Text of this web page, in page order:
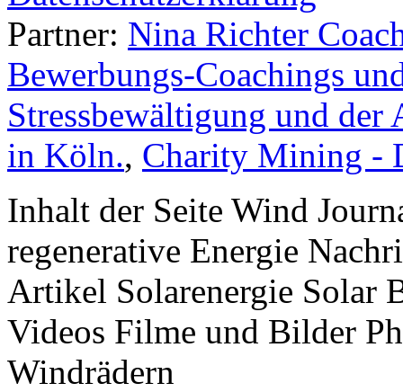
Partner: Nina Richter
Bewerbungs-Coachings
Stressbewältigung und
in Köln., Charity Mining -
Inhalt der Seite Wind
regenerative Energie
Artikel Solarenergie Solar
Videos Filme und Bilder
Windrädern